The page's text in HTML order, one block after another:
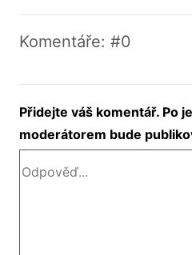
Komentáře: #0
Přidejte váš komentář. Po
moderátorem bude